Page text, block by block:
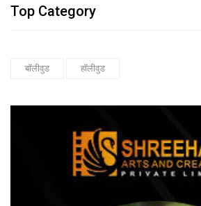
Top Category
बॉलीवुड हॉलीवुड